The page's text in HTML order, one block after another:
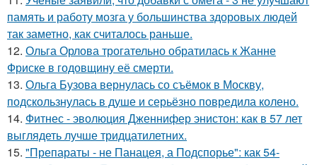
память и работу мозга у большинства здоровых людей
так заметно, как считалось раньше.
12. Ольга Орлова трогательно обратилась к Жанне
Фриске в годовщину её смерти.
13. Ольга Бузова вернулась со съёмок в Москву,
подскользнулась в душе и серьёзно повредила колено.
14. Фитнес - эволюция Дженнифер энистон: как в 57 лет
выглядеть лучше тридцатилетних.
15. "Препараты - не Панацея, а Подспорье": как 54-